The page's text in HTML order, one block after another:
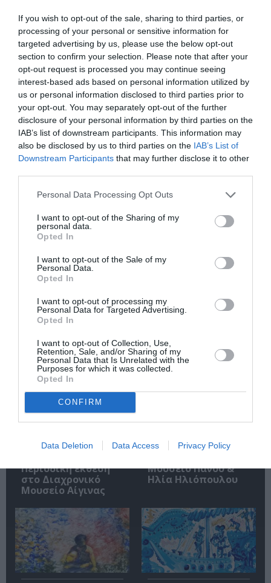
If you wish to opt-out of the sale, sharing to third parties, or
processing of your personal or sensitive information for
targeted advertising by us, please use the below opt-out
section to confirm your selection. Please note that after your
opt-out request is processed you may continue seeing
interest-based ads based on personal information utilized by
us or personal information disclosed to third parties prior to
your opt-out. You may separately opt-out of the further
disclosure of your personal information by third parties on the
IAB’s list of downstream participants. This information may
also be disclosed by us to third parties on the IAB’s List of
Downstream Participants that may further disclose it to other
Personal Data Processing Opt Outs
I want to opt-out of the Sharing of my
personal data.
Opted In
I want to opt-out of the Sale of my
Personal Data.
Opted In
I want to opt-out of processing my
Personal Data for Targeted Advertising.
Opted In
I want to opt-out of Collection, Use,
Retention, Sale, and/or Sharing of my
Personal Data that Is Unrelated with the
Purposes for which it was collected.
Opted In
CONFIRM
Data Deletion Data Access Privacy Policy
Νέοι Διαγωνισμοί ❯
Tags
ΓΚΑΛΕΡΙ ΤΕΧΝΗΣ - ΑΙΘΟΥΣΕΣ ΤΕΧΝΗΣ
ΔΩΡΕΑΝ ΕΚΔΗΛΩΣΕΙΣ
ΕΙΚΑΣΤΙΚΕΣ ΕΚΘΕΣΕΙΣ
ΕΚΘΕΣΗ ΖΩΓΡΑΦΙΚΗΣ
ΖΩΓΡΑΦΙΚΗ ΖΩΓΡΑΦΟΣ
Newsletter
Κάθε βδομάδα στο e-mail σας τα τελευταία νέα για
την Τέχνη και τον Πολιτισμό!
«Απομακρυσμένα
Πνευματική
Περιοδική έκθεση
στο Διαχρονικό
Μουσείο Αίγινας
Η Ελλάδα μέσα από
Νικόλαου Τομπάζη:
Μουσείο Πάνου &
Ηλία Ηλιόπουλου